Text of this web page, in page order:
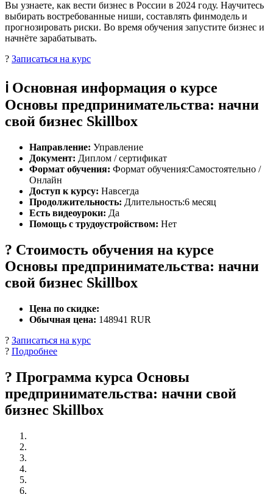
Вы узнаете, как вести бизнес в России в 2024 году. Научитесь
выбирать востребованные ниши, составлять финмодель и
прогнозировать риски. Во время обучения запустите бизнес и
начнёте зарабатывать.
? Записаться на курс
ℹ️ Основная информация о курсе
Основы предпринимательства: начни
свой бизнес Skillbox
Направление: Управление
Документ: Диплом / сертификат
Формат обучения: Формат обучения:Самостоятельно /
Онлайн
Доступ к курсу: Навсегда
Продолжительность: Длительность:6 месяц
Есть видеоуроки: Да
Помощь с трудоустройством: Нет
? Стоимость обучения на курсе
Основы предпринимательства: начни
свой бизнес Skillbox
Цена по скидке:
Обычная цена: 148941 RUR
? Записаться на курс
? Подробнее
? Программа курса Основы
предпринимательства: начни свой
бизнес Skillbox